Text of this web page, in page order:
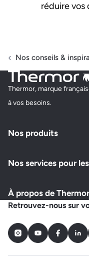
réduire vos
Nos conseils &
Thermor, marque
à vos besoins.
Nos produits
Nos services pour
À propos de Thermor
Retrouvez-nous sur
InstagramYoutubeFacebook